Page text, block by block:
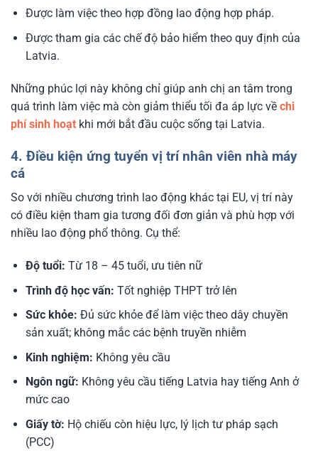
Được làm việc theo hợp đồng lao động hợp pháp.
Được tham gia các chế độ bảo hiểm theo quy định của
Latvia.
Những phúc lợi này không chỉ giúp anh chị an tâm trong
quá trình làm việc mà còn giảm thiểu tối đa áp lực về chi
phí sinh hoạt khi mới bắt đầu cuộc sống tại Latvia.
4. Điều kiện ứng tuyển vị trí nhân viên nhà máy
cá
So với nhiều chương trình lao động khác tại EU, vị trí này
có điều kiện tham gia tương đối đơn giản và phù hợp với
nhiều lao động phổ thông. Cụ thể:
Độ tuổi: Từ 18 – 45 tuổi, ưu tiên nữ
Trình độ học vấn: Tốt nghiệp THPT trở lên
Sức khỏe: Đủ sức khỏe để làm việc theo dây chuyền
sản xuất; không mắc các bệnh truyền nhiễm
Kinh nghiệm: Không yêu cầu
Ngôn ngữ: Không yêu cầu tiếng Latvia hay tiếng Anh ở
mức cao
Giấy tờ: Hộ chiếu còn hiệu lực, lý lịch tư pháp sạch
(PCC)